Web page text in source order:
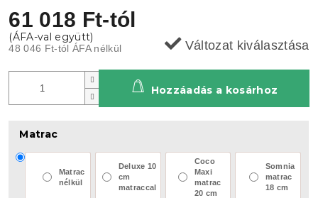
61 018 Ft-tól
48 046 Ft-tól ÁFA nélkül Változat kiválasztása
Matrac
Matrac
nélkül
Deluxe 10
cm
matraccal
Coco
Maxi
matrac
20 cm
Somnia
matrac
18 cm
Hozzáadás a kosárhoz